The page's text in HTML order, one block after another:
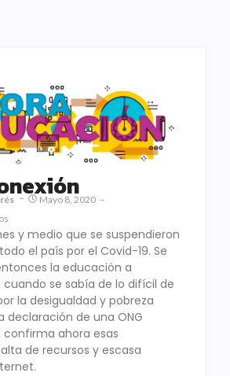
Mayo 8, 2020
y medio que se suspendieron
el país por el Covid-19. Se
la educación a
se sabía de lo difícil de
la desigualdad y pobreza
declaración de una ONG
confirma ahora esas
de recursos y escasa